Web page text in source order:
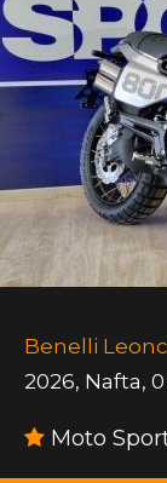
Benelli
2026, Nafta,
Moto